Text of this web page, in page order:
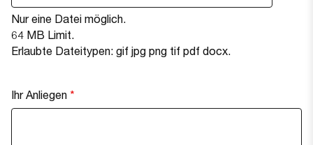
Nur eine Datei möglich.
64 MB Limit.
Erlaubte Dateitypen: gif jpg png tif pdf docx.
Ihr Anliegen